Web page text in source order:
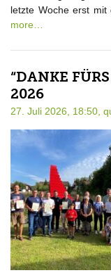
letzte Woche erst
more…
“DANKE
2026
27. Juli 2026, 18:50,